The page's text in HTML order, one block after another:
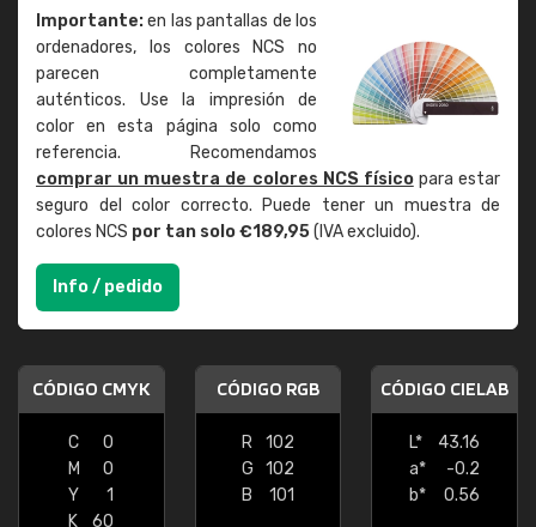
Importante:en las pantallas de los
ordenadores, los colores NCS no
parecen completamente
auténticos. Use la impresión de
color en esta página solo como
referencia. Recomendamos
comprar un muestra de colores NCS físicopara estar
seguro del color correcto. Puede tener un muestra de
colores NCS por tan solo €189,95(IVA excluido).
Info / pedido
CÓDIGO CMYK
C
0
M
0
Y
1
K
60
CÓDIGO RGB
R
102
G
102
B
101
CÓDIGO CIELAB
L*
43.16
a*
-0.2
b*
0.56